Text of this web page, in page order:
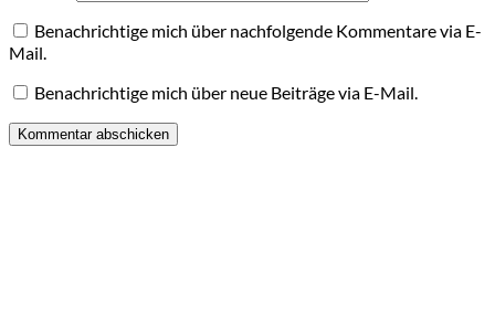
Benachrichtige mich über nachfolgende Kommentare via E-
Mail.
Benachrichtige mich über neue Beiträge via E-Mail.